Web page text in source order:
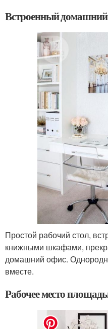
Встроенный
Простой рабочий стол,
книжными шкафами,
домашний офис.
вместе.
Рабочее место